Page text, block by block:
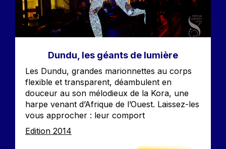
Dundu, les géants de lumière
Accroche
Les Dundu, grandes marionnettes au corps
flexible et transparent, déambulent en
douceur au son mélodieux de la Kora, une
harpe venant d’Afrique de l’Ouest. Laissez-les
vous approcher : leur comport
Edition
Edition 2014